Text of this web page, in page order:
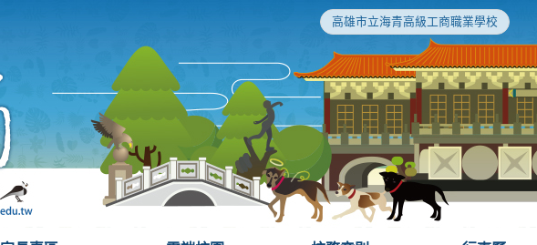
高雄市立海青高級工商職業學校